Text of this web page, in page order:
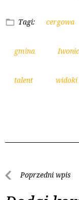
Tagi: cergowa
gmina
talent widoki
Poprzedni wpis